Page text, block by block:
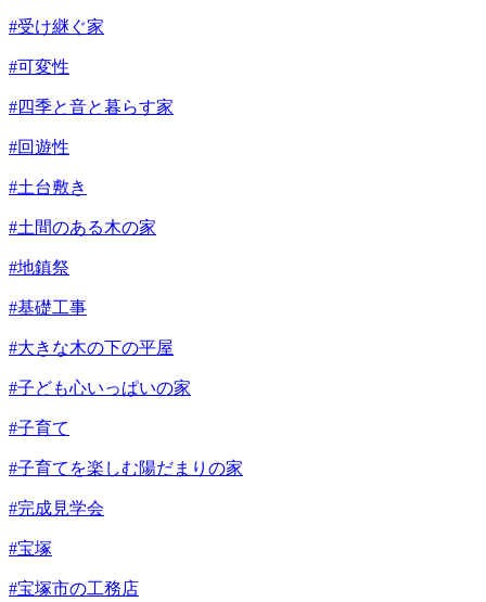
#受け継ぐ家
#可変性
#四季と音と暮らす家
#回遊性
#土台敷き
#土間のある木の家
#地鎮祭
#基礎工事
#大きな木の下の平屋
#子ども心いっぱいの家
#子育て
#子育てを楽しむ陽だまりの家
#完成見学会
#宝塚
#宝塚市の工務店